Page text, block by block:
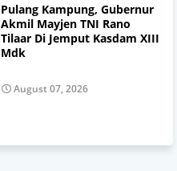
Pulang Kampung, Gubernur
Akmil Mayjen TNI Rano
Tilaar Di Jemput Kasdam XIII
Mdk
August 07, 2026